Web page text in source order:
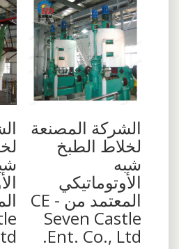
الشركة المصنعة
لخلاط الطبخ
شبه
الأوتوماتيكي
المعتمد من CE -
Seven Castle
Ent. Co., Ltd.